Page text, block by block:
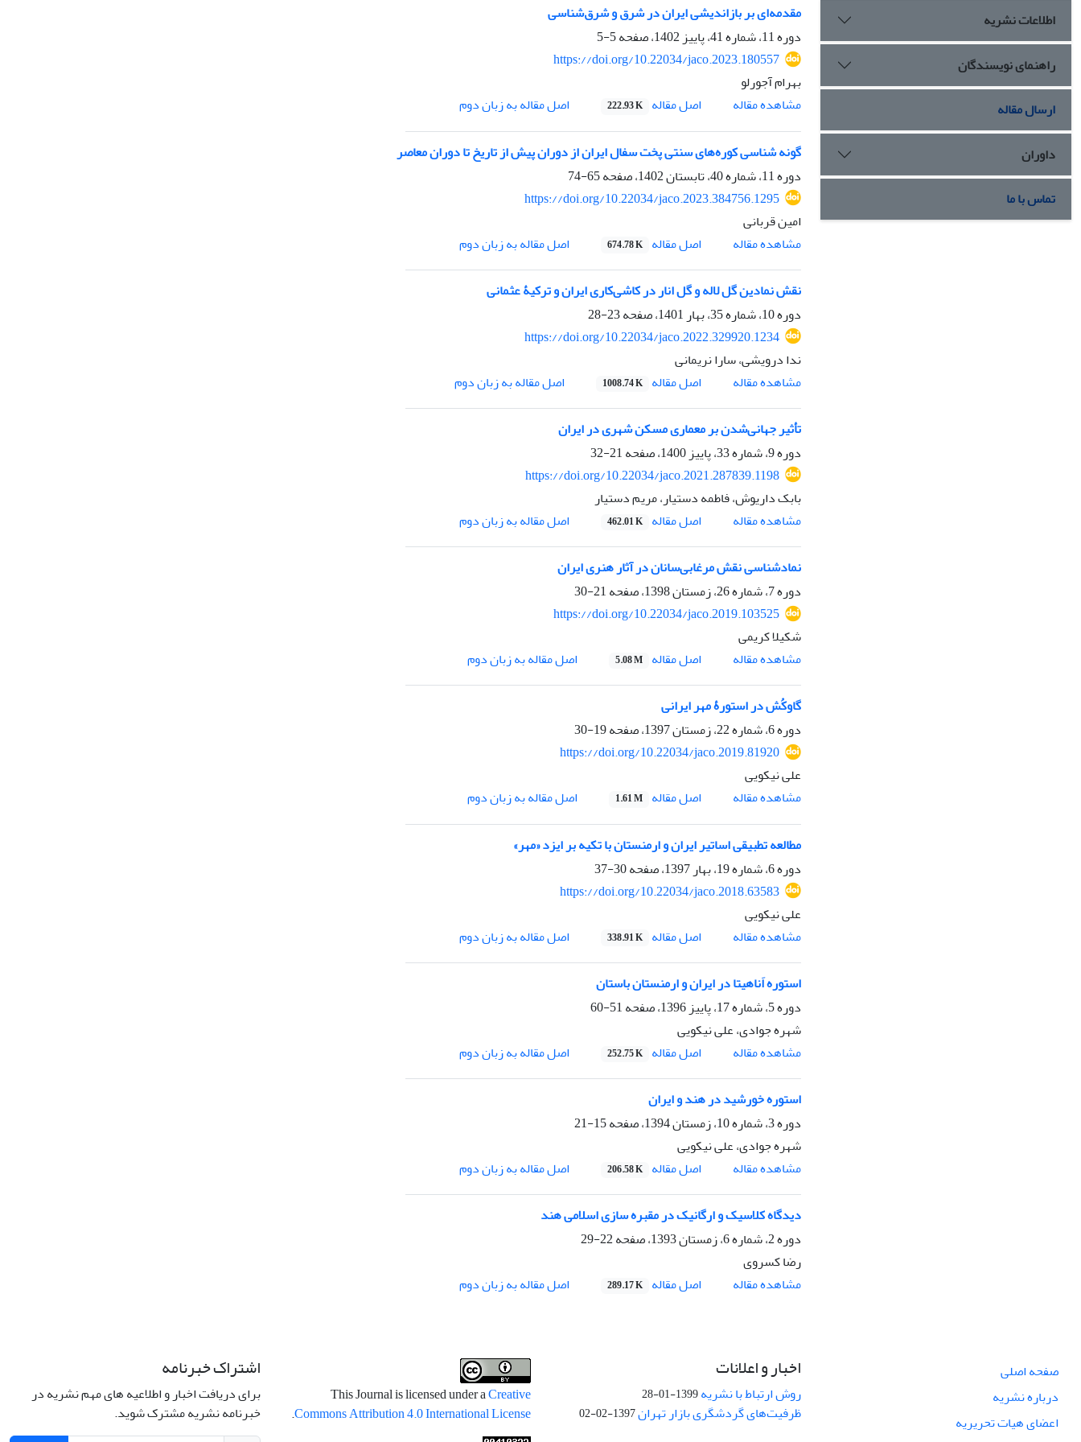
مقدمه‌ای بر بازاندیشی ایران در شرق و شرق‌شناسی
دوره 11، شماره 41، پاییز 1402، صفحه
5-5
https://doi.org/10.22034/jaco.2023.180557
بهرام آجورلو
مشاهده مقاله
اصل مقاله 222.93 K
اصل مقاله به زبان دوم
گونه شناسی کوره‌های سنتی پخت سفال ایران از دوران پیش از تاریخ تا دوران معاصر
دوره 11، شماره 40، تابستان 1402، صفحه
65-74
https://doi.org/10.22034/jaco.2023.384756.1295
امین قربانی
مشاهده مقاله
اصل مقاله 674.78 K
اصل مقاله به زبان دوم
نقش نمادین گل لاله و گل انار در کاشی‌کاری ایران و ترکیۀ عثمانی
دوره 10، شماره 35، بهار 1401، صفحه
23-28
https://doi.org/10.22034/jaco.2022.329920.1234
ندا درویشی، سارا نریمانی
مشاهده مقاله
اصل مقاله 1008.74 K
اصل مقاله به زبان دوم
تأثیر جهانی‌شدن بر معماری مسکن شهری در ایران
دوره 9، شماره 33، پاییز 1400، صفحه
21-32
https://doi.org/10.22034/jaco.2021.287839.1198
بابک داریوش، فاطمه دستیار، مریم دستیار
مشاهده مقاله
اصل مقاله 462.01 K
اصل مقاله به زبان دوم
نمادشناسی نقش مرغابی‌سانان در آثار هنری ایران
دوره 7، شماره 26، زمستان 1398، صفحه
21-30
https://doi.org/10.22034/jaco.2019.103525
شکیلا کریمی
مشاهده مقاله
اصل مقاله 5.08 M
اصل مقاله به زبان دوم
گاوکُش در استورۀ مهر ایرانی
دوره 6، شماره 22، زمستان 1397، صفحه
19-30
https://doi.org/10.22034/jaco.2019.81920
علی نیکویی
مشاهده مقاله
اصل مقاله 1.61 M
اصل مقاله به زبان دوم
مطالعه تطبیقی اساتیر ایران و ارمنستان با تکیه بر ایزد «مهر»
دوره 6، شماره 19، بهار 1397، صفحه
30-37
https://doi.org/10.22034/jaco.2018.63583
علی نیکویی
مشاهده مقاله
اصل مقاله 338.91 K
اصل مقاله به زبان دوم
استوره‌ اَناهیتا در ایران و ارمنستان باستان
دوره 5، شماره 17، پاییز 1396، صفحه
51-60
شهره جوادی، علی نیکویی
مشاهده مقاله
اصل مقاله 252.75 K
اصل مقاله به زبان دوم
استوره خورشید در هند و ایران
دوره 3، شماره 10، زمستان 1394، صفحه
15-21
شهره جوادی، علی نیکویی
مشاهده مقاله
اصل مقاله 206.58 K
اصل مقاله به زبان دوم
دیدگاه کلاسیک و ارگانیک در مقبره سازی اسلامی هند
دوره 2، شماره 6، زمستان 1393، صفحه
22-29
رضا کسروی
مشاهده مقاله
اصل مقاله 289.17 K اصل مقاله به زبان دوم
اطلاعات نشریه
راهنمای نویسندگان
ارسال مقاله
داوران
تماس با ما
صفحه اصلی
درباره نشریه
اعضای هیات تحریریه
اخبار و اعلانات
روش ارتباط با نشریه1399-01-28
ظرفیت‌های گردشگری بازار تهران1397-02-02
This Journal is licensed under aCreative
Commons Attribution 4.0 International License
.
اشتراک خبرنامه
برای دریافت اخبار و اطلاعیه های مهم نشریه در
خبرنامه نشریه مشترک شوید.